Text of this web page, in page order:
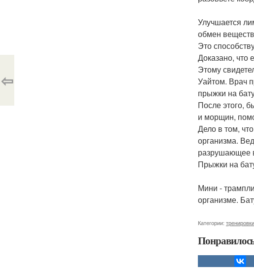
Улучшается
обмен
Это
Доказано, что
Этому
Уайтом. Врач
прыжки на
После этого,
и морщин,
Дело в том,
организма.
разрушающее
Прыжки на
Мини -
организме.
Категории:
⇦